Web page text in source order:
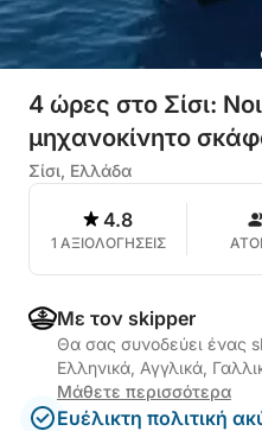
4 ώρες στο Σίσι:
μηχανοκίνητο
Σίσι, Ελλάδα
4.8
1 ΑΞΙΟΛΟΓΗΣΕΙΣ
Με τον skipper
Θα σας συνοδεύει ένας
Ελληνικά, Αγγλικά,
Μάθετε περισσότερα
Ευέλικτη πολιτική